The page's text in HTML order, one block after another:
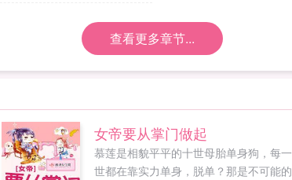
查看更多章节...
女帝要从掌门做起
慕莲是相貌平平的十世母胎单身狗，每一
世都在靠实力单身，脱单？那是不可能的